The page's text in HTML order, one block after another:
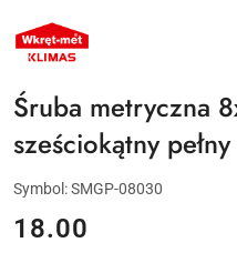
NAZWA
PRODUCENTA:
KLIMAS
MET
Śruba metryczna
sześciokątny
Symbol:SMGP-08030
cena:
18.00